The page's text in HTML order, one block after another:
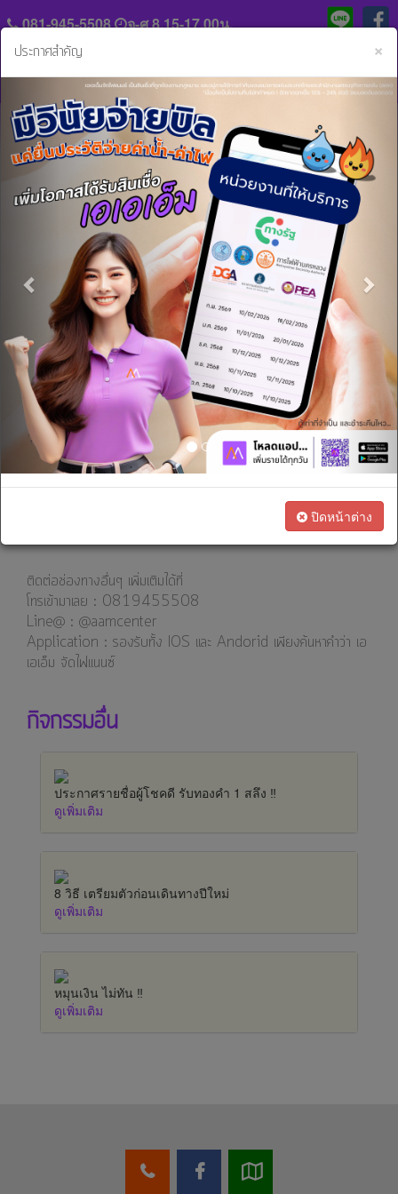
081-945-5508 จ-ศ 8.15-17.00น.
แจ้ง
หลัก
ฐาน
ชำระ
เชื่อ
และ
บริการ
ทางการ
เงิน
ตัวแทน
ทางการ
ตลาด
ประวัติ
ความ
เป็น
กับ
ติดต่อ
เรา
ข่าวสารและกิจกรรม
ประกาศรายชื่อผู้โชคดี รับทองคำ 1 สลึง ‼️
ประกาศรายชื่อผู้โชคดี รับทองคำ 1 สลึง
03 ก.ย. 2562 11:24:24 น.
ประกาศรายชื่อผู้โชคดี รับทองคำ 1 สลึง ‼️
>> คุณ ชิตร 091-70545XX
ยืนยันสิทธิ์รับทองคำได้ตั้งแต่วันนี้ ถึง 5 กันยายน 2562
หากเกินกำหนดทีมงานถือว่าสละสิทธิ์
*คำตัดสินของกรรมการถือเป็นที่สิ้นสุด
ติดต่อช่องทางอื่นๆ เพิ่มเติมได้ที่
โทรเข้ามาเลย : 0819455508
Line@ : @aamcenter
⁣⁣⁣Application : รองรับทั้ง IOS และ Andorid เพียงค้นหาคำว่า เอ
เอเอ็ม จัดไฟแนนซ์
กิจกรรมอื่น
ประกาศรายชื่อผู้โชคดี รับทองคำ 1 สลึง ‼️
ดูเพิ่มเติม
8 วิธี เตรียมตัวก่อนเดินทางปีใหม่
ดูเพิ่มเติม
หมุนเงิน ไม่ทัน ‼️
ดูเพิ่มเติม
×
ประกาศสำคัญ
Previous
ปิดหน้าต่าง